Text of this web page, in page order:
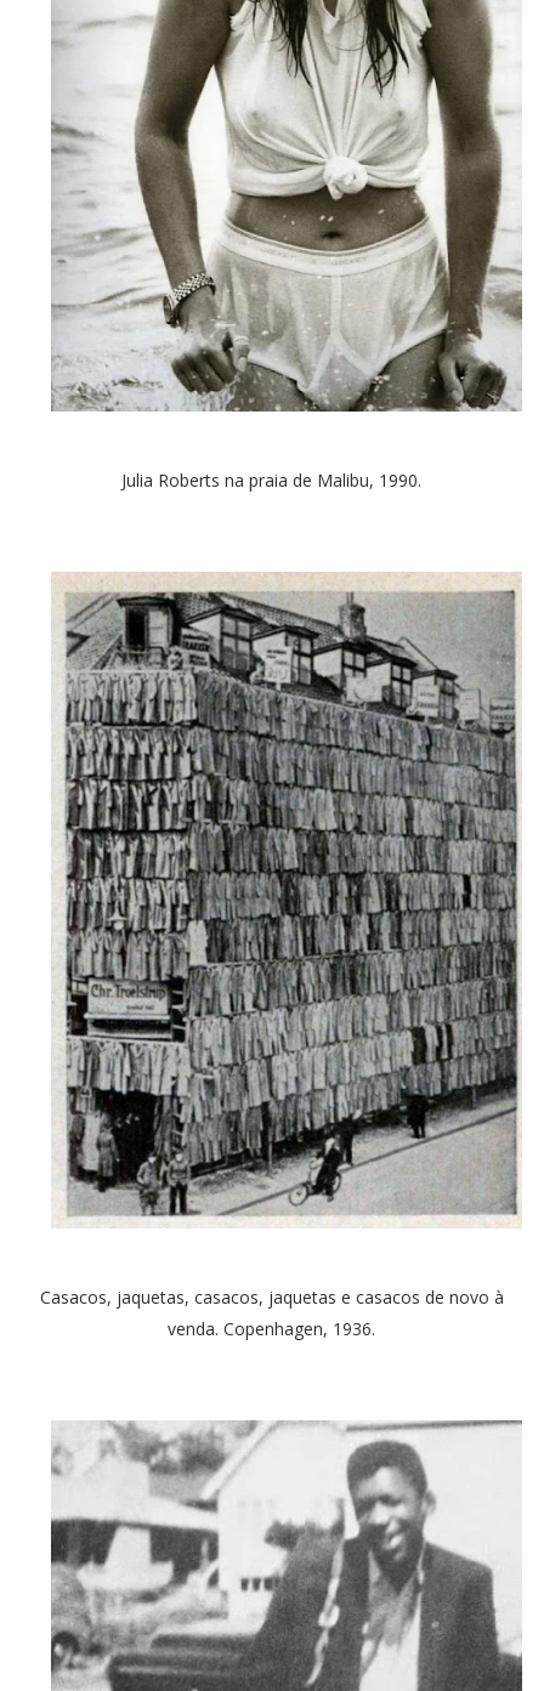
Julia Roberts na praia de Malibu, 1990.
Casacos, jaquetas, casacos, jaquetas e casacos de novo à
venda. Copenhagen, 1936.